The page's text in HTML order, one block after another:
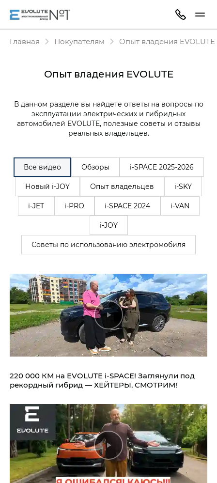
Главная Покупателям Опыт владения EVOLUTE
Опыт владения EVOLUTE
В данном разделе вы найдете ответы на вопросы по
эксплуатации электрических и гибридных
автомобилей EVOLUTE, полезные советы и отзывы
реальных владельцев.
Все видео Обзоры i‑SPACE 2025-2026
Новый i-JOY Опыт владельцев i-SKY
i-JET i-PRO i-SPACE 2024 i-VAN
i-JOY
Советы по использованию электромобиля
220 000 КМ на EVOLUTE i‑SPACE! Заглянули под
рекордный гибрид — ХЕЙТЕРЫ, СМОТРИМ!